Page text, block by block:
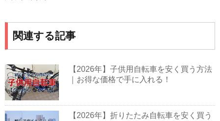
関連する記事
【2026年】子供用自転車を安く買う方法
｜お得な価格で手に入れる！
【2026年】折りたたみ自転車を安く買う